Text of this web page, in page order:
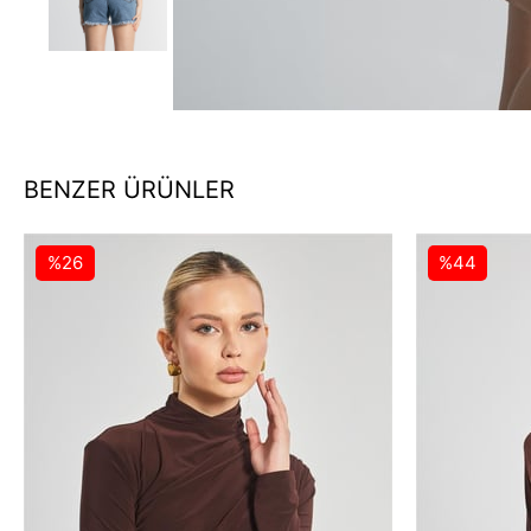
BENZER ÜRÜNLER
%26 %44